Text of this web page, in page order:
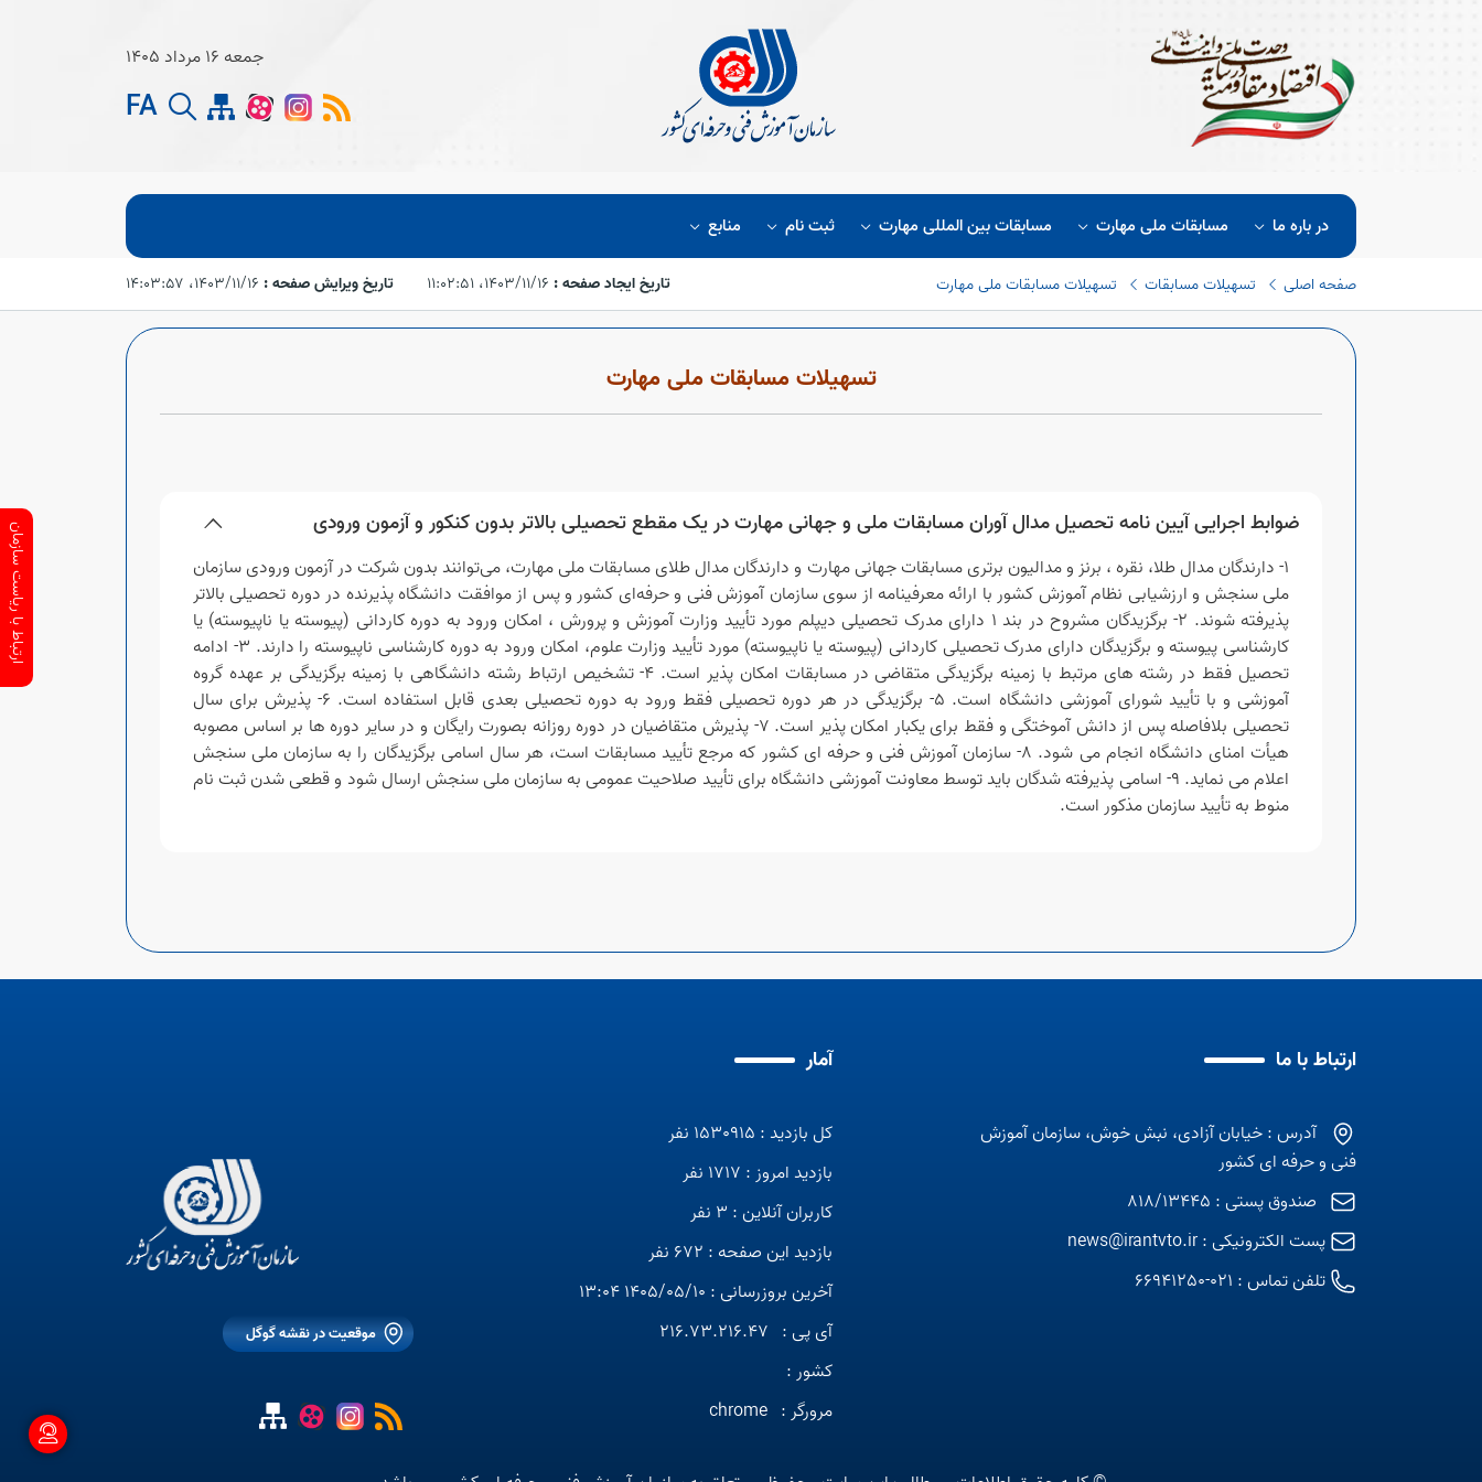
جمعه 16 مرداد 1405
FA
در باره ما مسابقات ملی مهارت مسابقات بین المللی مهارت ثبت نام منابع
صفحه اصلی تسهیلات مسابقات تسهیلات مسابقات ملی مهارت تاریخ ایجاد صفحه : ۱۴۰۳/۱۱/۱۶،‏ ۱۱:۰۲:۵۱ تاریخ ویرایش صفحه : ۱۴۰۳/۱۱/۱۶،‏ ۱۴:۰۳:۵۷
تسهیلات مسابقات ملی مهارت
ضوابط اجرایی آیین نامه تحصیل مدال آوران مسابقات ملی و جهانی مهارت در یک مقطع تحصیلی بالاتر بدون کنکور و آزمون ورودی
1- دارندگان مدال طلا، نقره ، برنز و مدالیون برتری مسابقات جهانی مهارت و دارندگان مدال طلای مسابقات ملی مهارت، می‌توانند بدون شرکت در آزمون ورودی سازمان
ملی سنجش و ارزشیابی نظام آموزش کشور با ارائه معرفینامه از سوی سازمان آموزش فنی و حرفه‌ای کشور و پس از موافقت دانشگاه پذیرنده در دوره تحصیلی بالاتر
پذیرفته شوند. 2- برگزیدگان مشروح در بند 1 دارای مدرک تحصیلی دیپلم مورد تأیید وزارت آموزش و پرورش ، امکان ورود به دوره کاردانی (پیوسته یا ناپیوسته) یا
کارشناسی پیوسته و برگزیدگان دارای مدرک تحصیلی کاردانی (پیوسته یا ناپیوسته) مورد تأیید وزارت علوم، امکان ورود به دوره کارشناسی ناپیوسته را دارند. 3- ادامه
تحصیل فقط در رشته های مرتبط با زمینه برگزیدگی متقاضی در مسابقات امکان پذیر است. 4- تشخیص ارتباط رشته دانشگاهی با زمینه برگزیدگی بر عهده گروه
آموزشی و با تأیید شورای آموزشی دانشگاه است. 5- برگزیدگی در هر دوره تحصیلی فقط ورود به دوره تحصیلی بعدی قابل استفاده است. 6- پذیرش برای سال
تحصیلی بلافاصله پس از دانش آموختگی و فقط برای یکبار امکان پذیر است. 7- پذیرش متقاضیان در دوره روزانه بصورت رایگان و در سایر دوره ها بر اساس مصوبه
هیأت امنای دانشگاه انجام می شود. 8- سازمان آموزش فنی و حرفه ای کشور که مرجع تأیید مسابقات است، هر سال اسامی برگزیدگان را به سازمان ملی سنجش
اعلام می نماید. 9- اسامی پذیرفته شدگان باید توسط معاونت آموزشی دانشگاه برای تأیید صلاحیت عمومی به سازمان ملی سنجش ارسال شود و قطعی شدن ثبت نام
منوط به تأیید سازمان مذکور است.
ارتباط با ما
آدرس : خیابان آزادی، نبش خوش، سازمان آموزش
فنی و حرفه ای کشور
صندوق پستی : 818/13445
پست الکترونیکی :news@irantvto.ir
تلفن تماس : 021-66941250
آمار
کل بازدید : 1530915 نفر
بازدید امروز : 1717 نفر
کاربران آنلاین : 3 نفر
بازدید این صفحه : 672 نفر
آخرین بروزرسانی : 1405/05/10 13:04
آی پی : 216.73.216.47
کشور :
مرورگر : chrome
موقعیت در نقشه گوگل
ارتباط با ریاست سازمان